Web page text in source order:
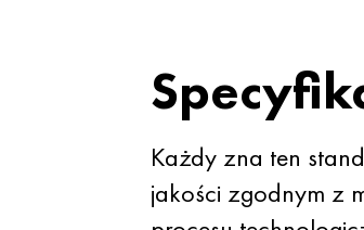
Każdy zna ten
jakości zgodnym z